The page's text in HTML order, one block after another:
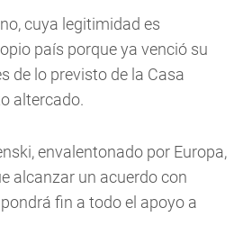
cuya legitimidad es
país porque ya venció su
de lo previsto de la Casa
altercado.
envalentonado por Europa,
alcanzar un acuerdo con
fin a todo el apoyo a